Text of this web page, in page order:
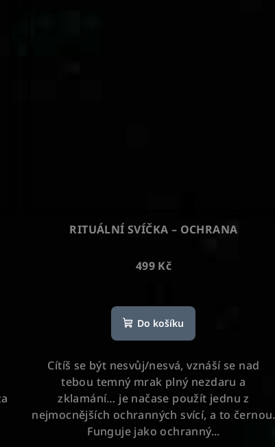
RITUÁLNÍ SVÍČKA – OCHRANA
499 Kč
hodnocení
produktu
je
5,0
z
5
hvězdiček.
Do košíku
Cítíš se být nesvůj/nesvá, vznáší se nad
tebou temný mrak plný nezdaru a
zklamání… je načase použít jednu z
nejmocnějších ochranných svící, a to černou.
Funguje jako ochranný...